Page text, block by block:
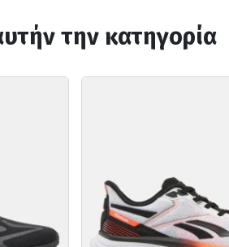
την κατηγορία